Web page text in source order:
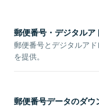
郵便番号・デジタルア
郵便番号とデジタルア
を提供。
郵便番号データのダウ